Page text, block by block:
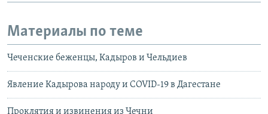
Материалы по теме
Чеченские беженцы, Кадыров и Чельдиев
Явление Кадырова народу и COVID-19 в Дагестане
Проклятия и извинения из Чечни